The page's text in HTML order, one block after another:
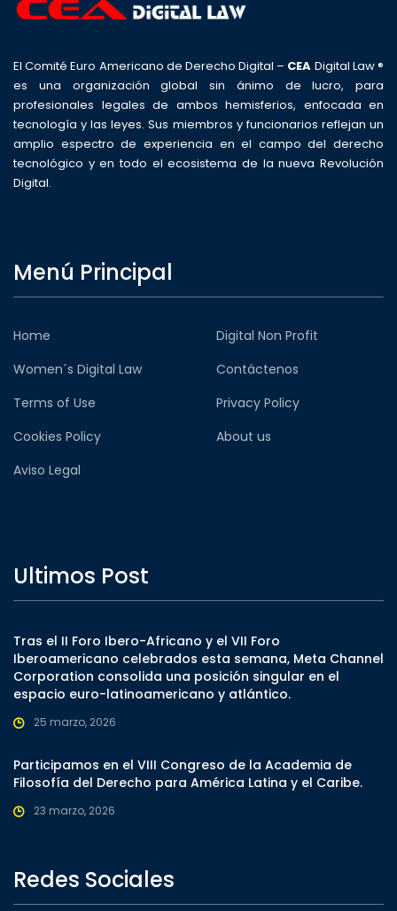
El Comité Euro Americano de Derecho Digital – CEA Digital Law ®
es una organización global sin ánimo de lucro, para
profesionales legales de ambos hemisferios, enfocada en
tecnología y las leyes. Sus miembros y funcionarios reflejan un
amplio espectro de experiencia en el campo del derecho
tecnológico y en todo el ecosistema de la nueva Revolución
Digital.
Menú Principal
Home
Digital Non Profit
Women´s Digital Law
Contáctenos
Terms of Use
Privacy Policy
Cookies Policy
About us
Aviso Legal
Ultimos Post
Tras el II Foro Ibero-Africano y el VII Foro
Iberoamericano celebrados esta semana, Meta Channel
Corporation consolida una posición singular en el
espacio euro-latinoamericano y atlántico.
25 marzo, 2026
Participamos en el VIII Congreso de la Academia de
Filosofía del Derecho para América Latina y el Caribe.
23 marzo, 2026
Redes Sociales